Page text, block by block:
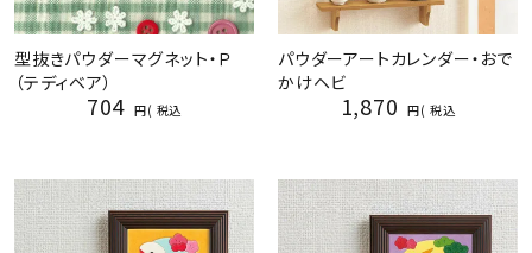
型抜きパウダーマグネット・Ｐ
（テディベア）
704 税込
パウダーアートカレンダー・おで
かけヘビ
1,870 税込